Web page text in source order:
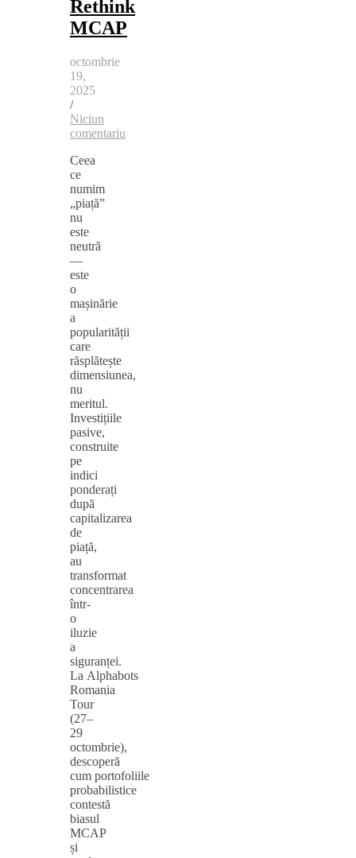
Rethink
MCAP
octombrie
19,
2025
/
Niciun
comentariu
Ceea
ce
numim
„piață”
nu
este
neutră
—
este
o
mașinărie
a
popularității
care
răsplătește
dimensiunea,
nu
meritul.
Investițiile
pasive,
construite
pe
indici
ponderați
după
capitalizarea
de
piață,
au
transformat
concentrarea
într-
o
iluzie
a
siguranței.
La Alphabots
Romania
Tour
(27–
29
octombrie),
descoperă
cum portofoliile
probabilistice
contestă
biasul
MCAP
și